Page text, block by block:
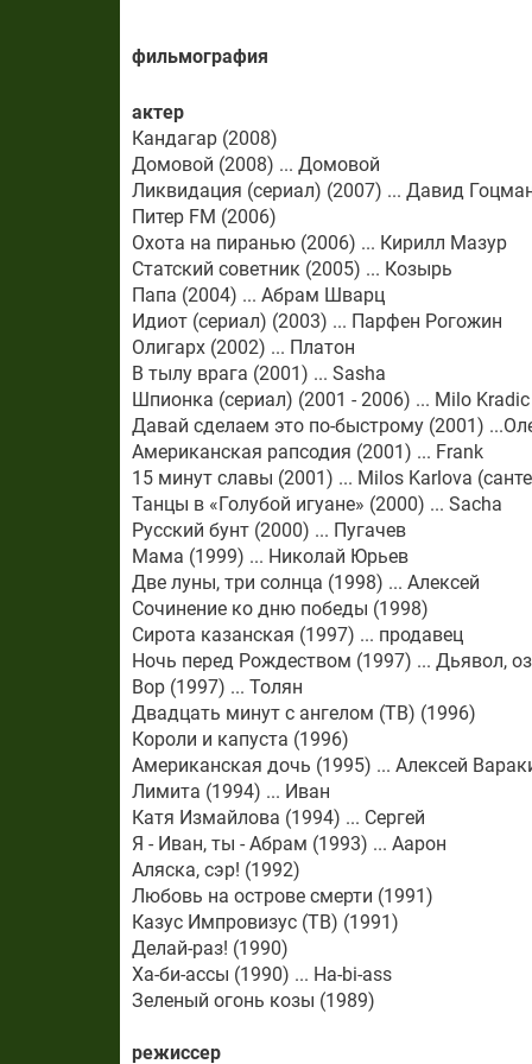
фильмография
актер
Кандагар (2008)
Домовой (2008) ... Домовой
Ликвидация (сериал) (2007) ... Давид
Питер FM (2006)
Охота на пиранью (2006) ... Кирилл Мазур
Статский советник (2005) ... Козырь
Папа (2004) ... Aбрам Шварц
Идиот (сериал) (2003) ... Парфен Рогожин
Олигарх (2002) ... Платон
В тылу врага (2001) ... Sasha
Шпионка (сериал) (2001 - 2006) ... Milo Kradic
Давай сделаем это по-быстрому (2001)
Американская рапсодия (2001) ... Frank
15 минут славы (2001) ... Milos Karlova
Танцы в «Голубой игуане» (2000) ... Sacha
Русский бунт (2000) ... Пугачев
Мама (1999) ... Николай Юрьев
Две луны, три солнца (1998) ... Алексей
Сочинение ко дню победы (1998)
Сирота казанская (1997) ... продавец
Ночь перед Рождеством (1997) ... Дьявол,
Вор (1997) ... Толян
Двадцать минут с ангелом (ТВ) (1996)
Короли и капуста (1996)
Американская дочь (1995) ... Алексей
Лимита (1994) ... Иван
Катя Измайлова (1994) ... Сергей
Я - Иван, ты - Абрам (1993) ... Аарон
Аляска, сэр! (1992)
Любовь на острове смерти (1991)
Казус Импровизус (ТВ) (1991)
Делай-раз! (1990)
Ха-би-ассы (1990) ... Ha-bi-ass
Зеленый огонь козы (1989)
режиcсер